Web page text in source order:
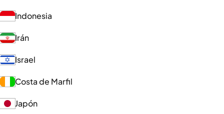
Indonesia
Irán
Israel
Costa de Marfil
Japón